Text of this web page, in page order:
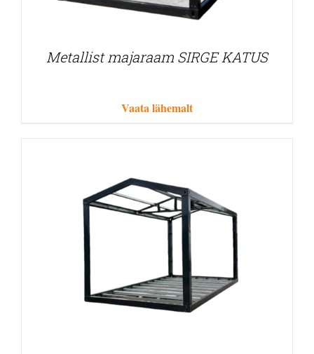
Metallist majaraam SIRGE KATUS
Vaata lähemalt